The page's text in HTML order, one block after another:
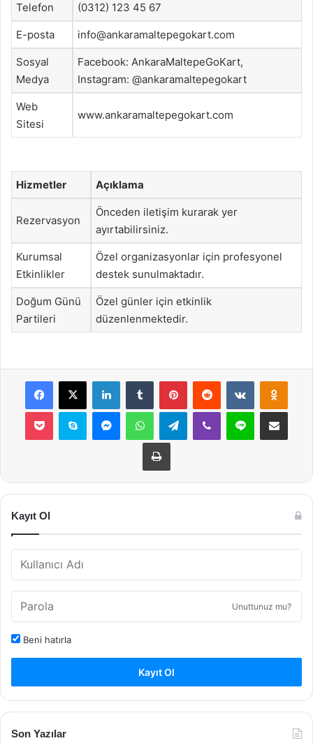
Telefon (0312) 123 45 67
E-posta info@ankaramaltepegokart.com
Sosyal
Medya
Facebook: AnkaraMaltepeGoKart,
Instagram: @ankaramaltepegokart
Web
Sitesi
www.ankaramaltepegokart.com
Hizmetler Açıklama
Rezervasyon
Önceden iletişim kurarak yer
ayırtabilirsiniz.
Kurumsal
Etkinlikler
Özel organizasyonlar için profesyonel
destek sunulmaktadır.
Doğum Günü
Partileri
Özel günler için etkinlik
düzenlenmektedir.
Facebook
X LinkedInTumblr PinterestReddit VKontakte
Pocket Skype MessengerWhatsAppTelegramViber Line E-Posta ile
Yazdır
Kayıt Ol
Unuttunuz mu?
Beni hatırla
Kayıt Ol
Son Yazılar